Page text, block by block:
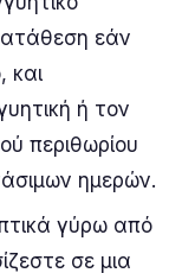
εάν
και
ή τον
περιθωρίου
ημερών.
γύρω από
σε μια